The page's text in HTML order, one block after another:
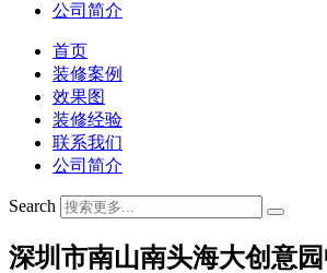
公司简介
首页
装修案例
效果图
装修经验
联系我们
公司简介
Search
深圳市南山南头海大创意